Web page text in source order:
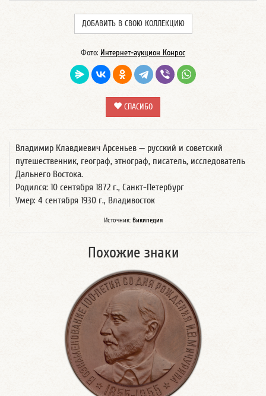
ДОБАВИТЬ В СВОЮ КОЛЛЕКЦИЮ
Фото: Интернет-аукцион Конрос
СПАСИБО
Владимир Клавдиевич Арсеньев — русский и советский
путешественник, географ, этнограф, писатель, исследователь
Дальнего Востока.
Родился: 10 сентября 1872 г., Санкт-Петербург
Умер: 4 сентября 1930 г., Владивосток
Источник: Википедия
Похожие знаки